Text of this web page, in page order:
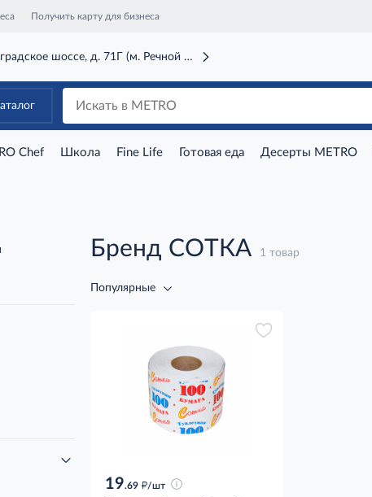
Получить карту для бизнеса
шоссе, д. 71Г (м. Речной вокзал)
Chef Школа Fine Life Готовая еда Десерты METRO
Бренд СОТКА 1 товар
Популярные
19.69 д/шт